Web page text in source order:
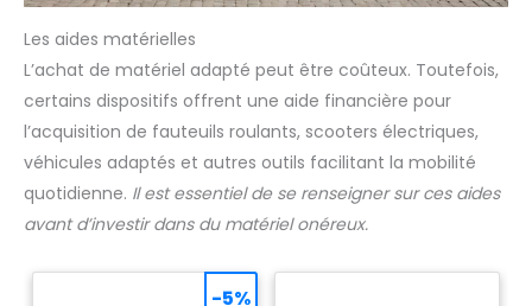
Les aides matérielles
L’achat de matériel adapté peut être coûteux. Toutefois,
certains dispositifs offrent une aide financière pour
l’acquisition de fauteuils roulants, scooters électriques,
véhicules adaptés et autres outils facilitant la mobilité
quotidienne. Il est essentiel de se renseigner sur ces aides
avant d’investir dans du matériel onéreux.
-5%